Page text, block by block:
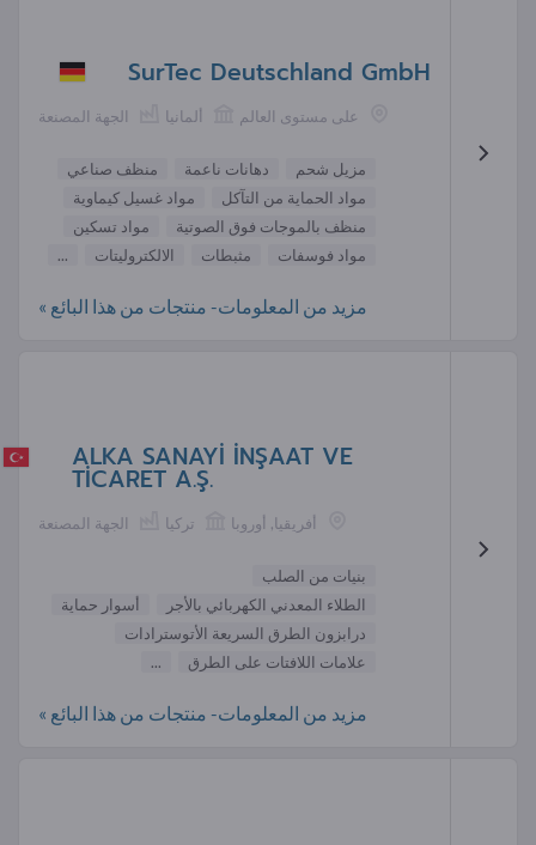
SurTec Deutschland GmbH
الجهة المصنعة ألمانيا على مستوى العالم
مزيل شحم دهانات ناعمة
منظف صناعي
مواد الحماية من التآكل
مواد غسيل كيماوية
منظف بالموجات فوق الصوتية
مواد تسكين
مواد فوسفات
مثبطات الالكتروليتات ...
مزيد من المعلومات- منتجات من هذا البائع »
ALKA SANAYİ İNŞAAT VE
TİCARET A.Ş.
الجهة المصنعة تركيا أفريقيا, أوروبا
بنيات من الصلب
الطلاء المعدني الكهربائي بالأجر
أسوار حماية
درابزون الطرق السريعة الأتوسترادات
علامات اللافتات على الطرق
...
مزيد من المعلومات- منتجات من هذا البائع »